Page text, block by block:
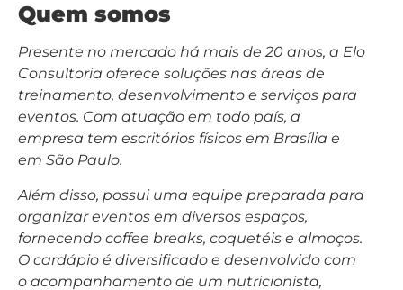
Quem somos
Presente no mercado há mais de 20 anos, a Elo
Consultoria oferece soluções nas áreas de
treinamento, desenvolvimento e serviços para
eventos. Com atuação em todo país, a
empresa tem escritórios físicos em Brasília e
em São Paulo.
Além disso, possui uma equipe preparada para
organizar eventos em diversos espaços,
fornecendo coffee breaks, coquetéis e almoços.
O cardápio é diversificado e desenvolvido com
o acompanhamento de um nutricionista,